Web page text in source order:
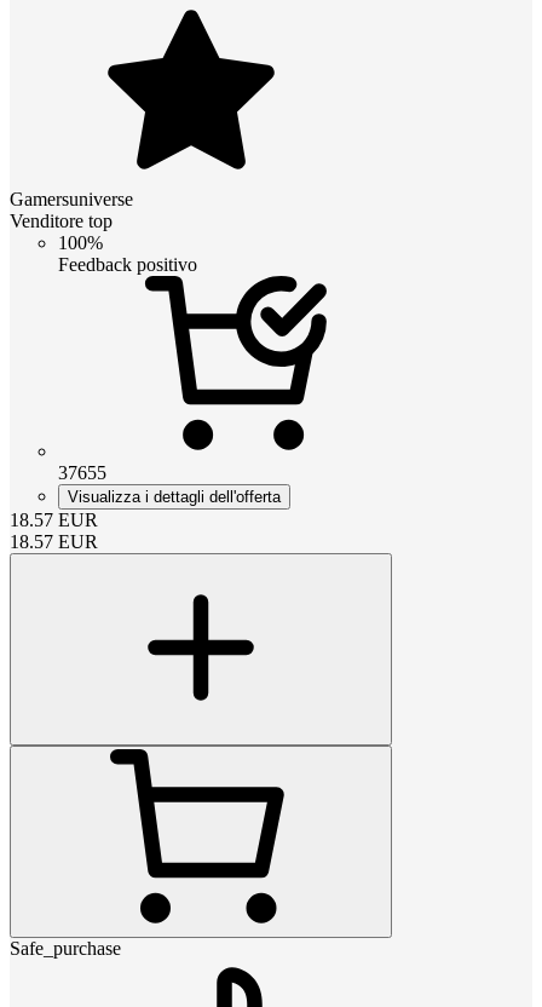
Gamersuniverse
Venditore top
100%
Feedback positivo
37655
Visualizza i dettagli dell'offerta
18.57 EUR
18.57 EUR
Safe_purchase